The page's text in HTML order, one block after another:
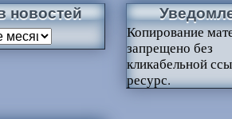
новостей
Копирование
запрещено без
кликабельной
ресурс.